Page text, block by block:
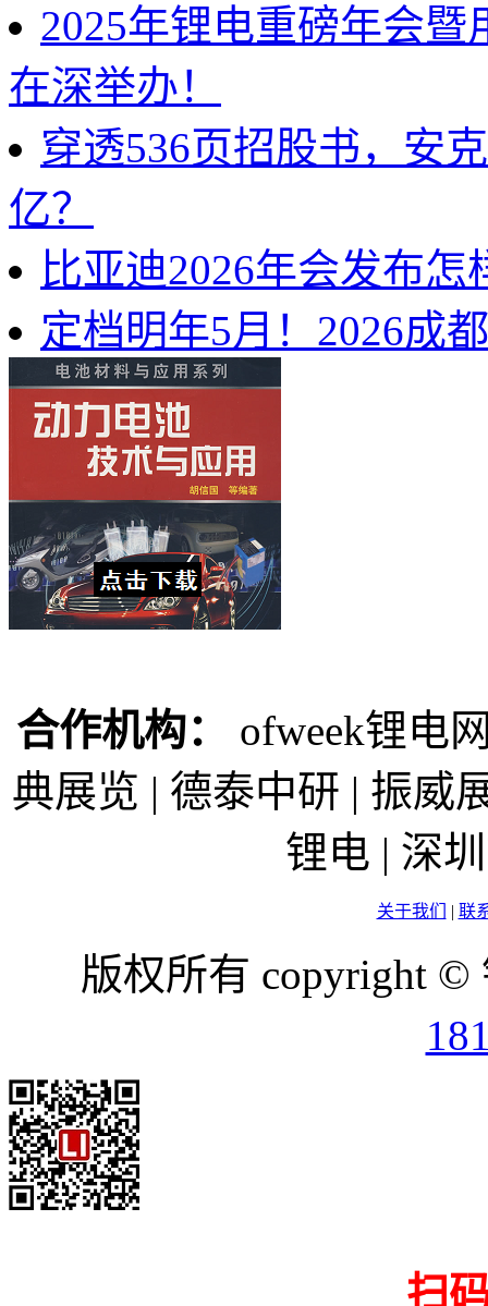
2025年锂电重磅年会
在深举办！
穿透536页招股书，安
亿？
比亚迪2026年会发布
定档明年5月！2026成
合作机构：
ofweek锂电
典展览 | 德泰中研 | 振威
锂电 | 深
关于我们 | 联
版权所有 copyright
扫